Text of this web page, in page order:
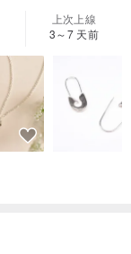
上次上線
3～7 天前